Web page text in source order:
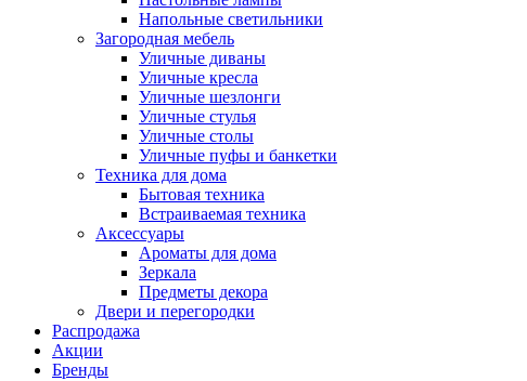
Напольные светильники
Загородная мебель
Уличные диваны
Уличные кресла
Уличные шезлонги
Уличные стулья
Уличные столы
Уличные пуфы и банкетки
Техника для дома
Бытовая техника
Встраиваемая техника
Аксессуары
Ароматы для дома
Зеркала
Предметы декора
Двери и перегородки
Распродажа
Акции
Бренды